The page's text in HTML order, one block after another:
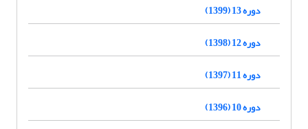
دوره 13 (1399)
دوره 12 (1398)
دوره 11 (1397)
دوره 10 (1396)